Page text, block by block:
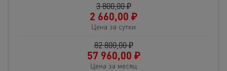
3 800,00 ₽
2 660,00 ₽
Цена за сутки
82 800,00 ₽
57 960,00 ₽
Цена за месяц